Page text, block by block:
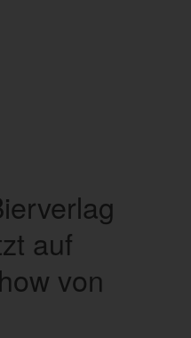
auf
von